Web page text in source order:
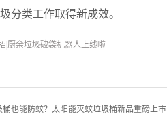
分类工作取得新成效。
|厨余垃圾破袋机器人上线啦
桶也能防蚊？太阳能灭蚊垃圾桶新品重磅上市